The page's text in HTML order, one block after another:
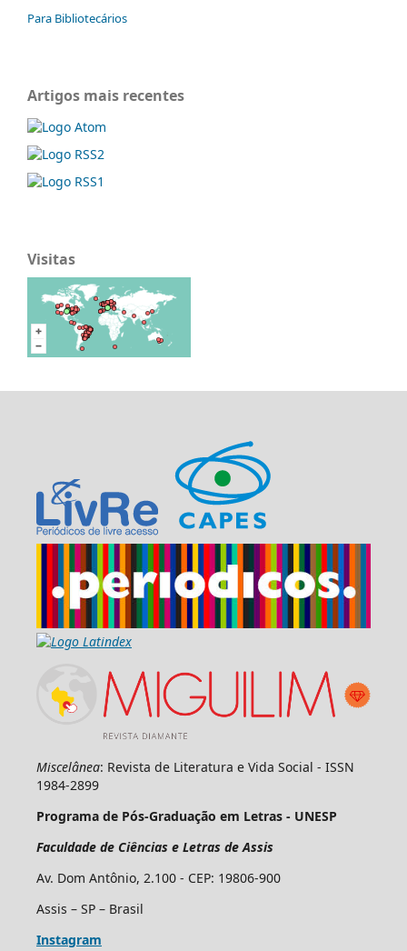
Para Bibliotecários
Artigos mais recentes
Visitas
Miscelânea: Revista de Literatura e Vida Social - ISSN
1984-2899
Programa de Pós-Graduação em Letras - UNESP
Faculdade de Ciências e Letras de Assis
Av. Dom Antônio, 2.100 - CEP: 19806-900
Assis – SP – Brasil
Instagram